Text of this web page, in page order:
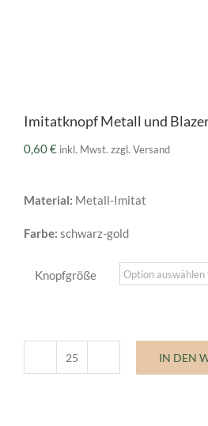
Imitatknopf Metall und
0,60€ inkl. Mwst. zzgl. Versand
Material: Metall-Imitat
Farbe: schwarz-gold
Knopfgröße
Imitatknopf
IN DEN